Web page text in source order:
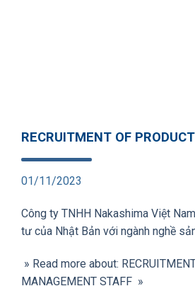
RECRUITMENT OF
01/11/2023
Công ty TNHH Nakashima Việt
tư của Nhật Bản với ngành nghề
» Read more about:
MANAGEMENT STAFF »